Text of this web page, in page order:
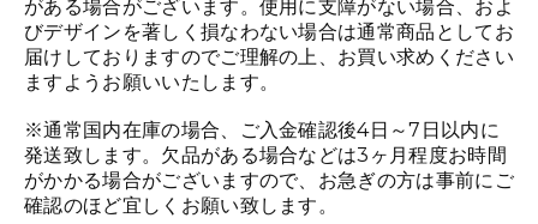
がある場合がございます。使用に支障がない場合、およ
びデザインを著しく損なわない場合は通常商品としてお
届けしておりますのでご理解の上、お買い求めください
ますようお願いいたします。
※通常国内在庫の場合、ご入金確認後4日～7日以内に
発送致します。欠品がある場合などは3ヶ月程度お時間
がかかる場合がございますので、お急ぎの方は事前にご
確認のほど宜しくお願い致します。